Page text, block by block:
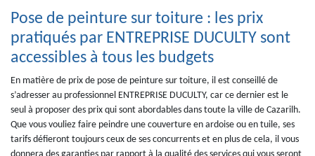
Pose de peinture sur toiture : les prix
pratiqués par ENTREPRISE DUCULTY sont
accessibles à tous les budgets
En matière de prix de pose de peinture sur toiture, il est conseillé de
s’adresser au professionnel ENTREPRISE DUCULTY, car ce dernier est le
seul à proposer des prix qui sont abordables dans toute la ville de Cazarilh.
Que vous vouliez faire peindre une couverture en ardoise ou en tuile, ses
tarifs défieront toujours ceux de ses concurrents et en plus de cela, il vous